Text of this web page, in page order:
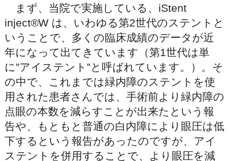
まず、当院で実施している、iStent
inject®W は、いわゆる第2世代のステントと
いうことで、多くの臨床成績のデータが近
年になって出てきています（第1世代は単
に”アイステント”と呼ばれています。）。そ
の中で、これまでは緑内障のステントを使
用された患者さんでは、手術前より緑内障の
点眼の本数を減らすことが出来たという報
告や、もともと普通の白内障により眼圧は低
下するという報告があったのですが、アイ
ステントを併用することで、より眼圧を減